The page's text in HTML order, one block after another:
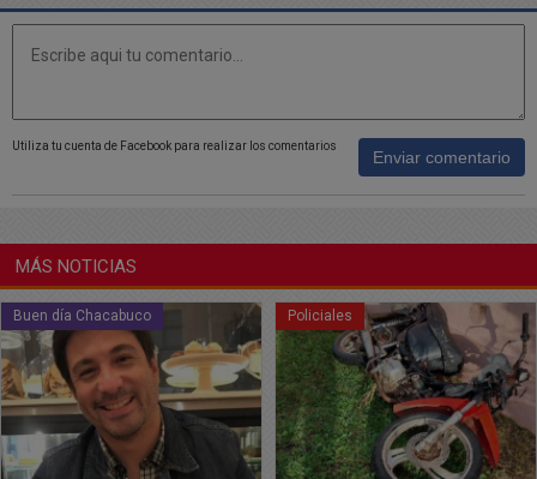
Utiliza tu cuenta de Facebook para realizar los comentarios
Enviar comentario
MÁS NOTICIAS
Policiales Buen día Chacabuco